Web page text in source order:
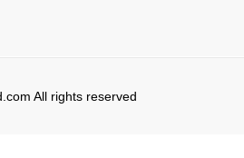
All rights reserved